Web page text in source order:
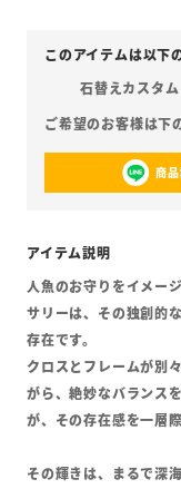
石替えカスタム
商
人魚のお守りをイメー
サリーは、その独創的
存在です。
クロスとフレームが別
がら、絶妙なバランス
が、その存在感を一層
その輝きは、まるで深